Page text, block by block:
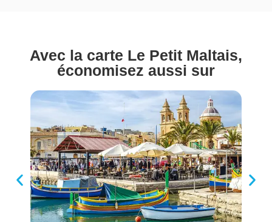
Avec la carte Le Petit Maltais,
économisez aussi sur